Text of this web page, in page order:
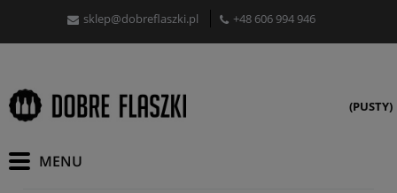
sklep@dobreflaszki.pl +48 606 994 946
(PUSTY)